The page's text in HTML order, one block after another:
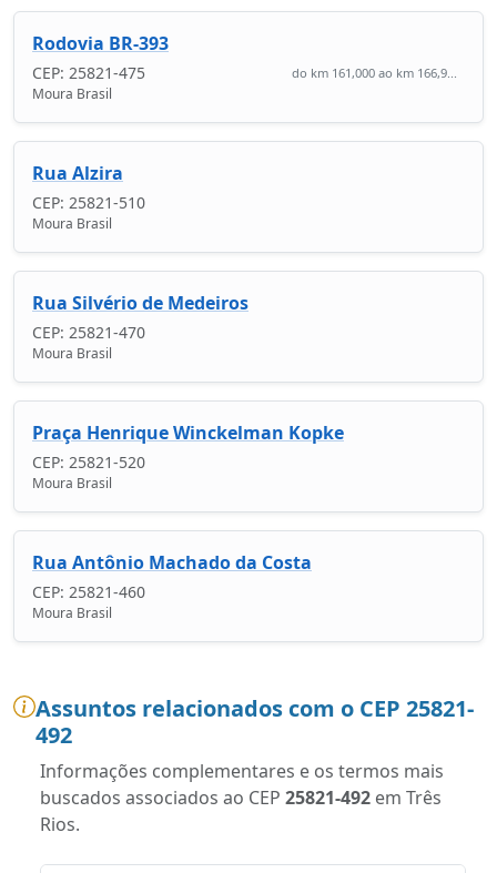
Rodovia BR-393
CEP: 25821-475 do km 161,000 ao km 166,9...
Moura Brasil
Rua Alzira
CEP: 25821-510
Moura Brasil
Rua Silvério de Medeiros
CEP: 25821-470
Moura Brasil
Praça Henrique Winckelman Kopke
CEP: 25821-520
Moura Brasil
Rua Antônio Machado da Costa
CEP: 25821-460
Moura Brasil
Assuntos relacionados com o CEP 25821-
492
Informações complementares e os termos mais
buscados associados ao CEP 25821-492 em Três
Rios.